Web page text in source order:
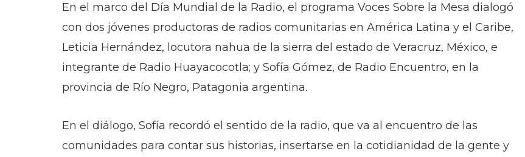
En el marco del Día Mundial de la Radio, el programa Voces Sobre la Mesa dialogó
con dos jóvenes productoras de radios comunitarias en América Latina y el Caribe,
Leticia Hernández, locutora nahua de la sierra del estado de Veracruz, México, e
integrante de Radio Huayacocotla; y Sofía Gómez, de Radio Encuentro, en la
provincia de Río Negro, Patagonia argentina.
En el diálogo, Sofía recordó el sentido de la radio, que va al encuentro de las
comunidades para contar sus historias, insertarse en la cotidianidad de la gente y